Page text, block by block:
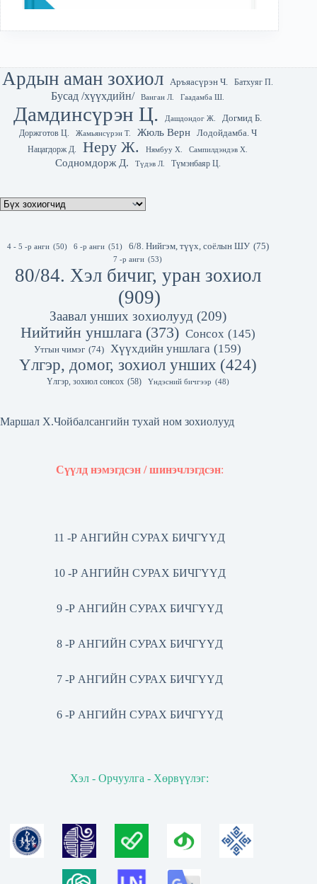
Ардын аман зохиол Аръяасүрэн Ч. Батхуяг П.
Бусад /хүүхдийн/ Ванган Л. Гаадамба Ш.
Дамдинсүрэн Ц. Дашдондог Ж.
Догмид Б.
Доржготов Ц.
Жамьянсүрэн Т. Жюль Верн Лодойдамба. Ч
Нацагдорж Д. Неру Ж. Нямбуу Х. Сампилдэндэв Х.
Содномдорж Д. Түдэв Л. Түмэнбаяр Ц.
4 - 5 -р анги (50) 6 -р анги (51) 6/8. Нийгэм, түүх, соёлын ШУ (75)
7 -р анги (53)
80/84. Хэл бичиг, уран зохиол
(909)
Заавал унших зохиолууд (209)
Нийтийн уншлага (373) Сонсох (145)
Утгын чимэг (74) Хүүхдийн уншлага (159)
Үлгэр, домог, зохиол унших (424)
Үлгэр, зохиол сонсох (58) Үндэсний бичгээр (48)
Маршал Х.Чойбалсангийн тухай ном зохиолууд
Сүүлд нэмэгдсэн / шинэчлэгдсэн:
11 -Р АНГИЙН СУРАХ БИЧГҮҮД
10 -Р АНГИЙН СУРАХ БИЧГҮҮД
9 -Р АНГИЙН СУРАХ БИЧГҮҮД
8 -Р АНГИЙН СУРАХ БИЧГҮҮД
7 -Р АНГИЙН СУРАХ БИЧГҮҮД
6 -Р АНГИЙН СУРАХ БИЧГҮҮД
Хэл - Орчуулга - Хөрвүүлэг: